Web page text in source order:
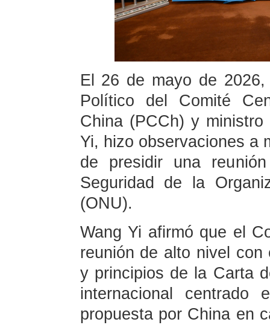
El 26 de mayo de
Político del Comité
China (PCCh) y
Yi, hizo observaciones a
de presidir una
Seguridad de la
(ONU).
Wang Yi afirmó que el
reunión de alto nivel con
y principios de la Carta
internacional
propuesta por China en